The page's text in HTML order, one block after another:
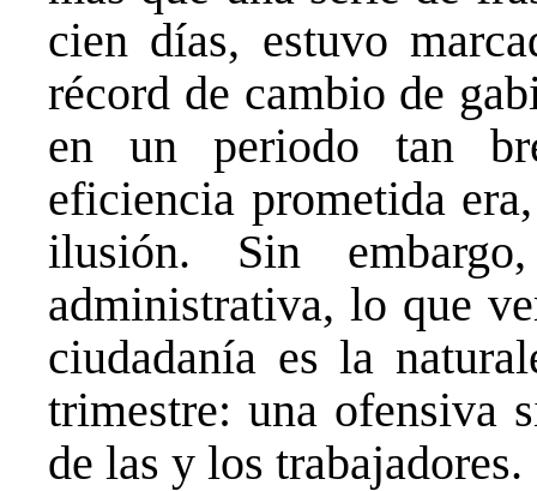
cien días, estuvo
récord de cambio de
en un periodo tan
eficiencia prometida
ilusión. Sin
administrativa, lo que
ciudadanía es la
trimestre: una ofensiva
de las y los trabajadores.